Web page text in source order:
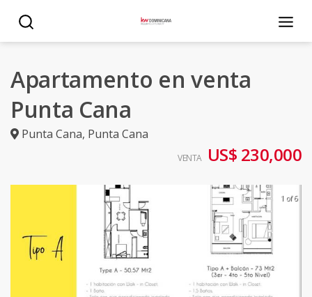
Apartamento en venta
Punta Cana
Punta Cana, Punta Cana
VENTA US$ 230,000
1 of 6